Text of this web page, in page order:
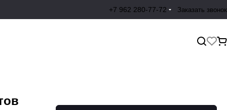
+7 962 280-77-72 Заказать звонок